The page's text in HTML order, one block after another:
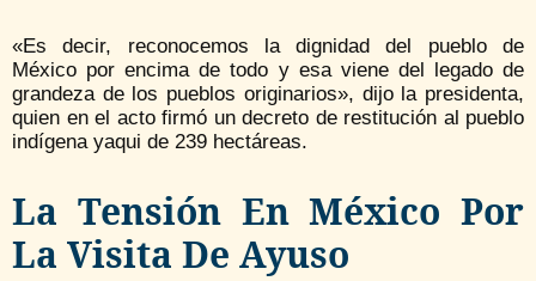
«Es decir, reconocemos la dignidad del pueblo de
México por encima de todo y esa viene del legado de
grandeza de los pueblos originarios», dijo la presidenta,
quien en el acto firmó un decreto de restitución al pueblo
indígena yaqui de 239 hectáreas.
La Tensión En México Por
La Visita De Ayuso